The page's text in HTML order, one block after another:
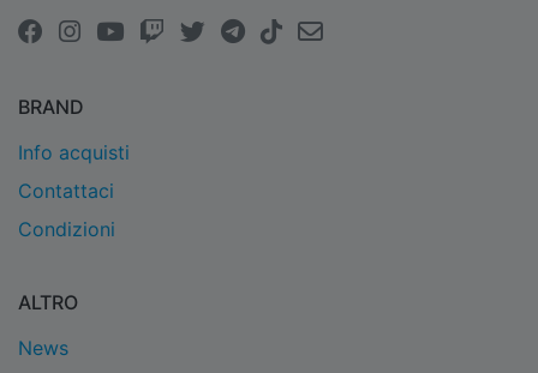
BRAND
Info acquisti
Contattaci
Condizioni
ALTRO
News